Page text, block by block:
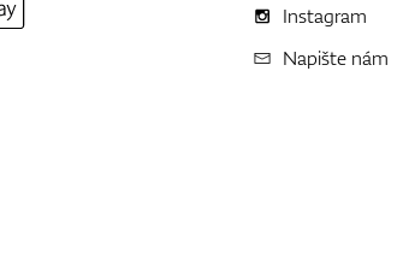
Instagram
Napište nám